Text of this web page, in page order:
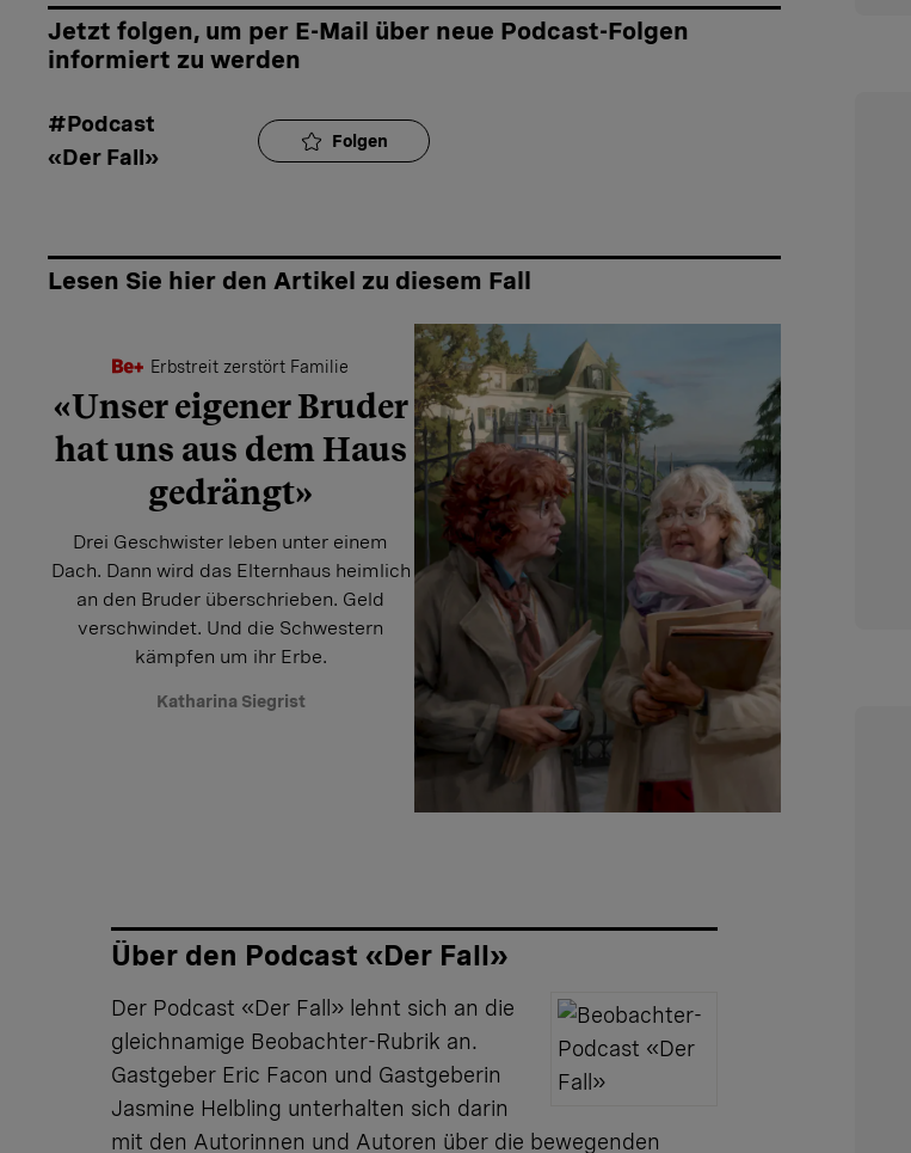
Jetzt folgen, um per E-Mail über neue Podcast-Folgen
informiert zu werden
#Podcast
«Der Fall»
Folgen
Lesen Sie hier den Artikel zu diesem Fall
Erbstreit zerstört Familie
«Unser eigener Bruder
hat uns aus dem Haus
gedrängt»
Drei Geschwister leben unter einem
Dach. Dann wird das Elternhaus heimlich
an den Bruder überschrieben. Geld
verschwindet. Und die Schwestern
kämpfen um ihr Erbe.
Katharina Siegrist
Über den Podcast «Der Fall»
Der Podcast «Der Fall»lehnt sich an die
gleichnamige Beobachter-Rubrik an.
Gastgeber Eric Facon und Gastgeberin
Jasmine Helbling unterhalten sich darin
mit den Autorinnen und Autoren über die bewegenden